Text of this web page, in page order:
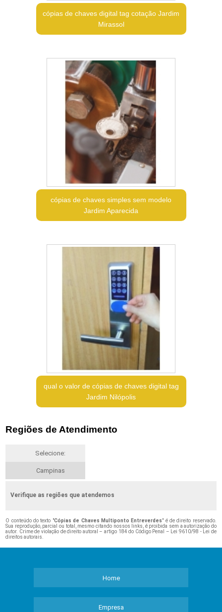
cópias de chaves digital tag cotação Jardim
Mirassol
cópias de chaves simples sem modelo
Jardim Aparecida
qual o valor de cópias de chaves digital tag
Jardim Nilópolis
Regiões de Atendimento
Selecione:
Campinas
Verifique as regiões que atendemos
O conteúdo do texto "Cópias de Chaves Multiponto Entreverdes" é de direito reservado.
Sua reprodução, parcial ou total, mesmo citando nossos links, é proibida sem a autorização do
autor. Crime de violação de direito autoral – artigo 184 do Código Penal – Lei 9610/98 - Lei de
direitos autorais.
Home
Empresa